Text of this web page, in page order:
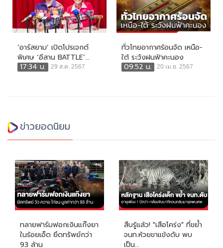
‘อาร์สยาม’ เปิดโปรเจกต์
พิเศษ ‘อีสาน BATTLE’...
17:34 น.
29 ส.ค. 2567
ทั่วไทยอากาศร้อนจัด เหนือ-
ใต้ ระวังฝนฟ้าคะนอง
09:52 น.
20 เม.ย. 2567
ข่าวยอดนิยม
ทลายฟาร์มฟอกเงินแก๊งยา
ในร้อยเอ็ด ยึดทรัพย์กว่า
93 ล้าน
สืบรู้แล้ว! "เสือโคร่ง" ที่ขย้ำ
จนท.ห้วยขาแข้งดับ พบ
เป็น...